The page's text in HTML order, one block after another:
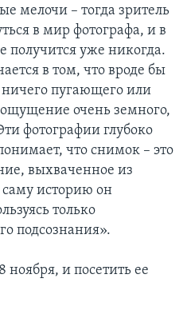
мелочи – тогда зритель
в мир фотографа, и в
получится уже никогда.
в том, что вроде бы
пугающего или
ощущение очень земного,
фотографии глубоко
что снимок – это
выхваченное из
историю он
только
подсознания».
ноября, и посетить ее